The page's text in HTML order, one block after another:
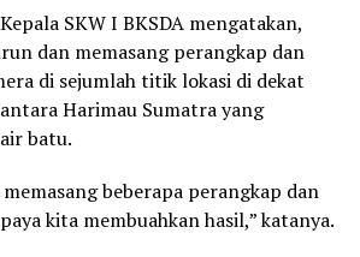
SKW I BKSDA mengatakan,
dan memasang perangkap dan
di sejumlah titik lokasi di dekat
Harimau Sumatra yang
batu.
beberapa perangkap dan
kita membuahkan hasil,” katanya.